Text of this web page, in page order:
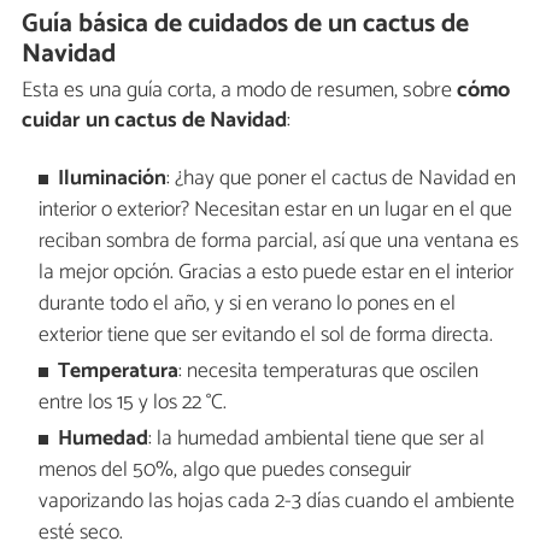
Guía básica de cuidados de un cactus de
Navidad
Esta es una guía corta, a modo de resumen, sobrecómo
cuidar un cactus de Navidad:
Iluminación: ¿hay que poner el cactus de Navidad en
interior o exterior? Necesitan estar en un lugar en el que
reciban sombra de forma parcial, así que una ventana es
la mejor opción. Gracias a esto puede estar en el interior
durante todo el año, y si en verano lo pones en el
exterior tiene que ser evitando el sol de forma directa.
Temperatura: necesita temperaturas que oscilen
entre los 15 y los 22 °C.
Humedad: la humedad ambiental tiene que ser al
menos del 50%, algo que puedes conseguir
vaporizando las hojas cada 2-3 días cuando el ambiente
esté seco.